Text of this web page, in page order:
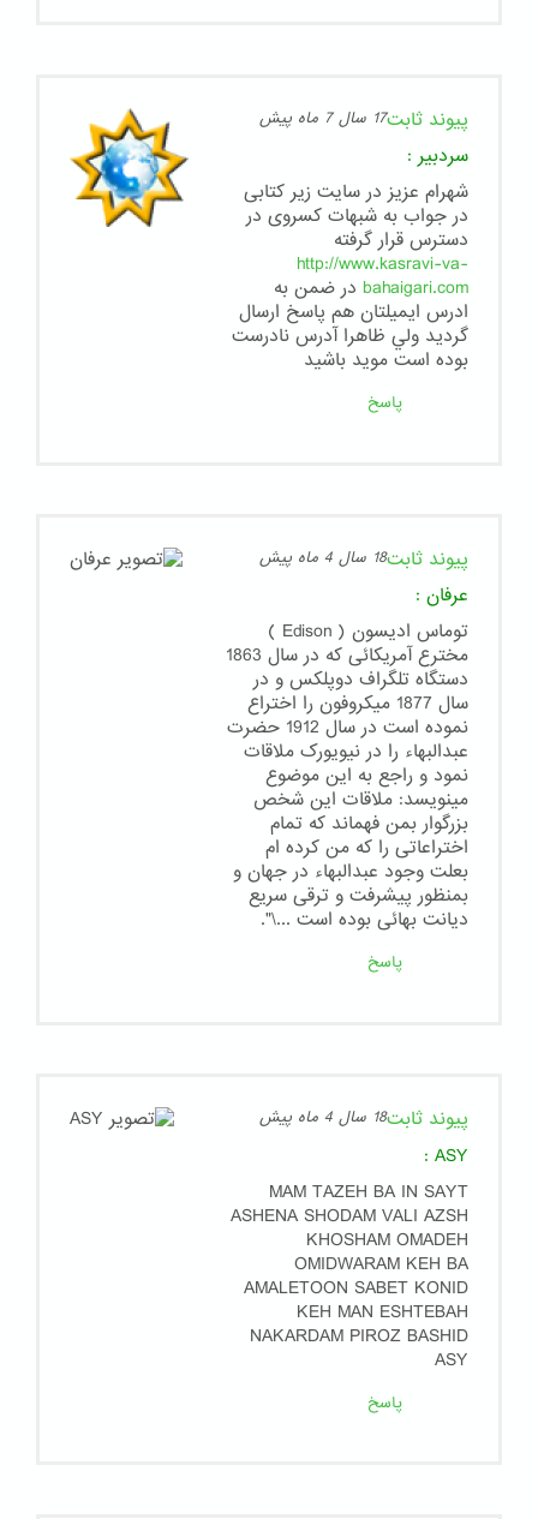
پیوند ثابت17 سال 7 ماه پیش
سردبیر :
شهرام عزیز در سایت زیر کتابی
در جواب به شبهات کسروی در
دسترس قرار گرفته
http://www.kasravi-va-
bahaigari.com در ضمن به
ادرس ايميلتان هم پاسخ ارسال
گرديد ولي ظاهرا آدرس نادرست
بوده است موید باشید
پاسخ
پیوند ثابت18 سال 4 ماه پیش
عرفان :
توماس ادیسون ( Edison )
مخترع آمریکائی که در سال 1863
دستگاه تلگراف دوپلکس و در
سال 1877 میکروفون را اختراع
نموده است در سال 1912 حضرت
عبدالبهاء را در نیویورک ملاقات
نمود و راجع به این موضوع
مینویسد: ملاقات این شخص
بزرگوار بمن فهماند که تمام
اختراعاتی را که من کرده ام
بعلت وجود عبدالبهاء در جهان و
بمنظور پیشرفت و ترقی سریع
دیانت بهائی بوده است ...\".
پاسخ
پیوند ثابت18 سال 4 ماه پیش
ASY
:
MAM TAZEH BA IN SAYT
ASHENA SHODAM VALI AZSH
KHOSHAM OMADEH
OMIDWARAM KEH BA
AMALETOON SABET KONID
KEH MAN ESHTEBAH
NAKARDAM PIROZ BASHID
ASY
پاسخ